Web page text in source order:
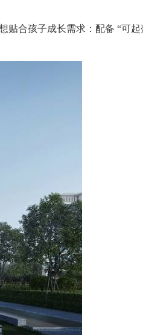
合孩子成长需求：配备 “可起